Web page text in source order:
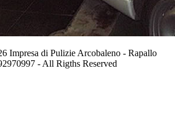
Impresa di Pulizie Arcobaleno - Rapallo
- All Rigths Reserved